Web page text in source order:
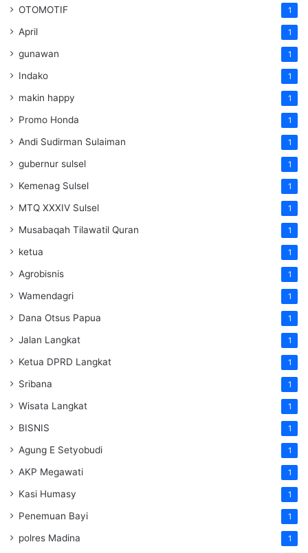
OTOMOTIF 1
April 1
gunawan 1
Indako 1
makin happy 1
Promo Honda 1
Andi Sudirman Sulaiman 1
gubernur sulsel 1
Kemenag Sulsel 1
MTQ XXXIV Sulsel 1
Musabaqah Tilawatil Quran 1
ketua 1
Agrobisnis 1
Wamendagri 1
Dana Otsus Papua 1
Jalan Langkat 1
Ketua DPRD Langkat 1
Sribana 1
Wisata Langkat 1
BISNIS 1
Agung E Setyobudi 1
AKP Megawati 1
Kasi Humasy 1
Penemuan Bayi 1
polres Madina 1